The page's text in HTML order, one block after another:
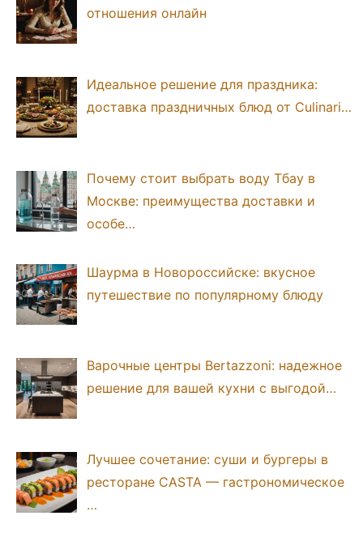
отношения онлайн
Идеальное решение для праздника:
доставка праздничных блюд от Culinari…
Почему стоит выбрать воду Тбау в
Москве: преимущества доставки и
особе…
Шаурма в Новороссийске: вкусное
путешествие по популярному блюду
Варочные центры Bertazzoni: надежное
решение для вашей кухни с выгодой…
Лучшее сочетание: суши и бургеры в
ресторане CASTA — гастрономическое
…